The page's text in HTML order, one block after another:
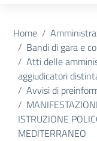
Home
Bandi di gara e
Atti delle
aggiudicatori
Avvisi di
ISTRUZIONE
MEDITERRANEO